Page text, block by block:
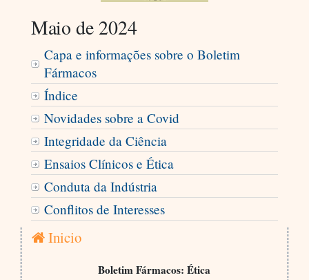
Maio de 2024
Capa e informações sobre o Boletim
Fármacos
Índice
Novidades sobre a Covid
Integridade da Ciência
Ensaios Clínicos e Ética
Conduta da Indústria
Conflitos de Interesses
Inicio
Boletim Fármacos: Ética